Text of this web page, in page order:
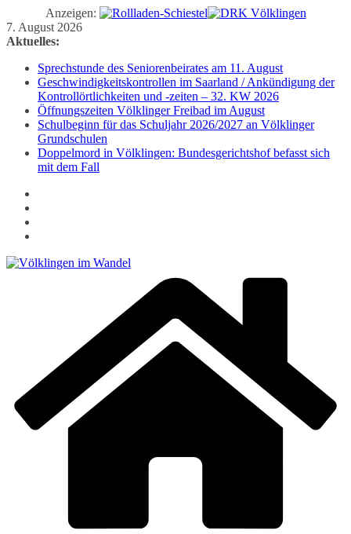
Anzeigen:
Zum
Inhalt
7. August 2026
Aktuelles:
Sprechstunde des Seniorenbeirates am 11. August
Geschwindigkeitskontrollen im Saarland / Ankündigung der
Kontrollörtlichkeiten und -zeiten – 32. KW 2026
Öffnungszeiten Völklinger Freibad im August
Schulbeginn für das Schuljahr 2026/2027 an Völklinger
Grundschulen
Doppelmord in Völklingen: Bundesgerichtshof befasst sich
mit dem Fall